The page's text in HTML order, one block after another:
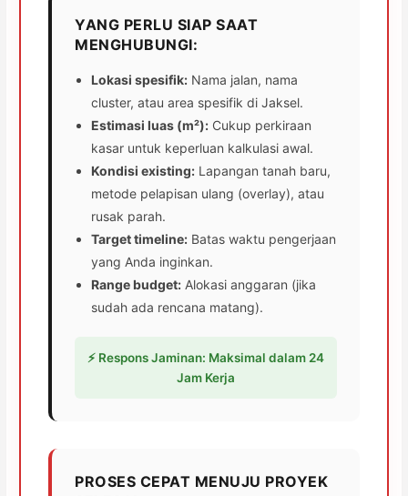
YANG PERLU SIAP SAAT
MENGHUBUNGI:
Lokasi spesifik: Nama jalan, nama
cluster, atau area spesifik di Jaksel.
Estimasi luas (m²): Cukup perkiraan
kasar untuk keperluan kalkulasi awal.
Kondisi existing: Lapangan tanah baru,
metode pelapisan ulang (overlay), atau
rusak parah.
Target timeline: Batas waktu pengerjaan
yang Anda inginkan.
Range budget: Alokasi anggaran (jika
sudah ada rencana matang).
⚡ Respons Jaminan: Maksimal dalam 24
Jam Kerja
PROSES CEPAT MENUJU PROYEK